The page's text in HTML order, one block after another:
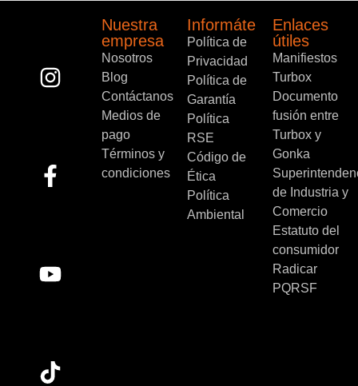
Nuestra
empresa
Nosotros
Blog
Contáctanos
Medios de
pago
Términos y
condiciones
Informáte
Política de
Privacidad
Política de
Garantía
Política
RSE
Código de
Ética
Política
Ambiental
Enlaces
útiles
Manifiestos
Turbox
Documento
fusión entre
Turbox y
Gonka
de Industria y
Comercio
Estatuto del
consumidor
Radicar
PQRSF